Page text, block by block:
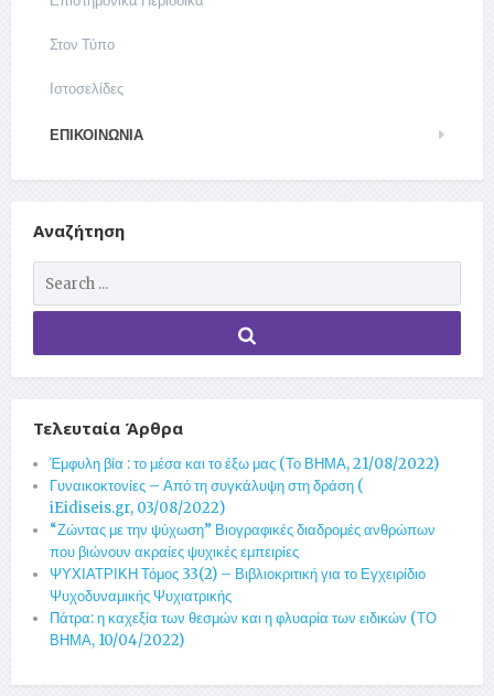
Στον Τύπο
Ιστοσελίδες
ΕΠΙΚΟΙΝΩΝΊΑ
Αναζήτηση
Τελευταία Άρθρα
Έμφυλη βία : το μέσα και το έξω μας (Το ΒΗΜΑ, 21/08/2022)
Γυναικοκτονίες – Από τη συγκάλυψη στη δράση (
iEidiseis.gr, 03/08/2022)
“Ζώντας με την ψύχωση” Βιογραφικές διαδρομές ανθρώπων
που βιώνουν ακραίες ψυχικές εμπειρίες
ΨΥΧΙΑΤΡΙΚΗ Τόμος 33(2) – Βιβλιοκριτική για το Εγχειρίδιο
Ψυχοδυναμικής Ψυχιατρικής
Πάτρα: η καχεξία των θεσμών και η φλυαρία των ειδικών (ΤΟ
ΒΗΜΑ, 10/04/2022)